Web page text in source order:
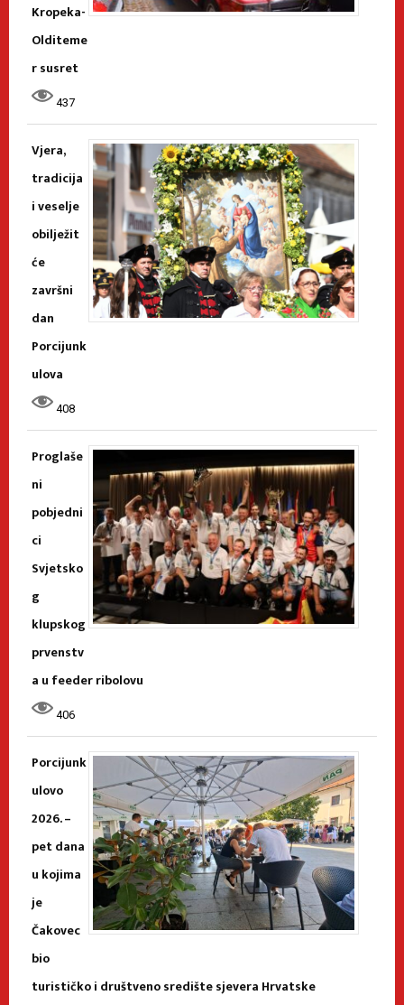
Kropeka-
Olditeme
r susret
437
Vjera,
tradicija
i veselje
obilježit
će
završni
dan
Porcijunk
ulova
408
Proglaše
ni
pobjedni
ci
Svjetsko
g
klupskog
prvenstv
a u feeder ribolovu
406
Porcijunk
ulovo
2026. –
pet dana
u kojima
je
Čakovec
bio
turističko i društveno središte sjevera Hrvatske